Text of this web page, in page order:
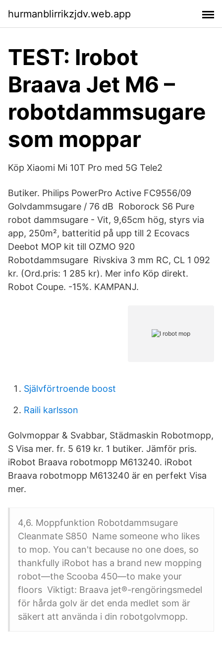
hurmanblirrikzjdv.web.app
TEST: Irobot
Braava Jet M6 –
robotdammsugare
som moppar
Köp Xiaomi Mi 10T Pro med 5G Tele2
Butiker. Philips PowerPro Active FC9556/09
Golvdammsugare / 76 dB Roborock S6 Pure
robot dammsugare - Vit, 9,65cm hög, styrs via
app, 250m², batteritid på upp till 2 Ecovacs
Deebot MOP kit till OZMO 920
Robotdammsugare Rivskiva 3 mm RC, CL 1 092
kr. (Ord.pris: 1 285 kr). Mer info Köp direkt.
Robot Coupe. -15%. KAMPANJ.
Självförtroende boost
Raili karlsson
Golvmoppar & Svabbar, Städmaskin Robotmopp,
S Visa mer. fr. 5 619 kr. 1 butiker. Jämför pris.
iRobot Braava robotmopp M613240. iRobot
Braava robotmopp M613240 är en perfekt Visa
mer.
4,6. Moppfunktion Robotdammsugare
Cleanmate S850 Name someone who likes
to mop. You can't because no one does, so
thankfully iRobot has a brand new mopping
robot—the Scooba 450—to make your
floors Viktigt: Braava jet®-rengöringsmedel
för hårda golv är det enda medlet som är
säkert att använda i din robotgolvmopp.